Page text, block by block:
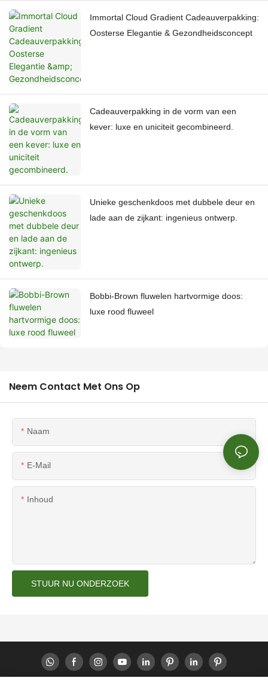
Immortal Cloud Gradient Cadeauverpakking:
Oosterse Elegantie & Gezondheidsconcept
Cadeauverpakking in de vorm van een
kever: luxe en uniciteit gecombineerd.
Unieke geschenkdoos met dubbele deur en
lade aan de zijkant: ingenieus ontwerp.
Bobbi-Brown fluwelen hartvormige doos:
luxe rood fluweel
Neem Contact Met Ons Op
Naam
E-Mail
Inhoud
STUUR NU ONDERZOEK